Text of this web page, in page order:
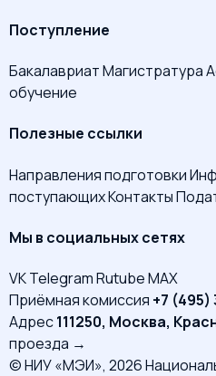
Поступление
БакалавриатМагистратура
обучение
Полезные ссылки
Направления подготовки
поступающихКонтакты
Мы в социальных сетях
VKTelegramRutubeMAX
Приёмная комиссия +7 (495)
Адрес111250, Москва,
проезда →
© НИУ «МЭИ», 2026